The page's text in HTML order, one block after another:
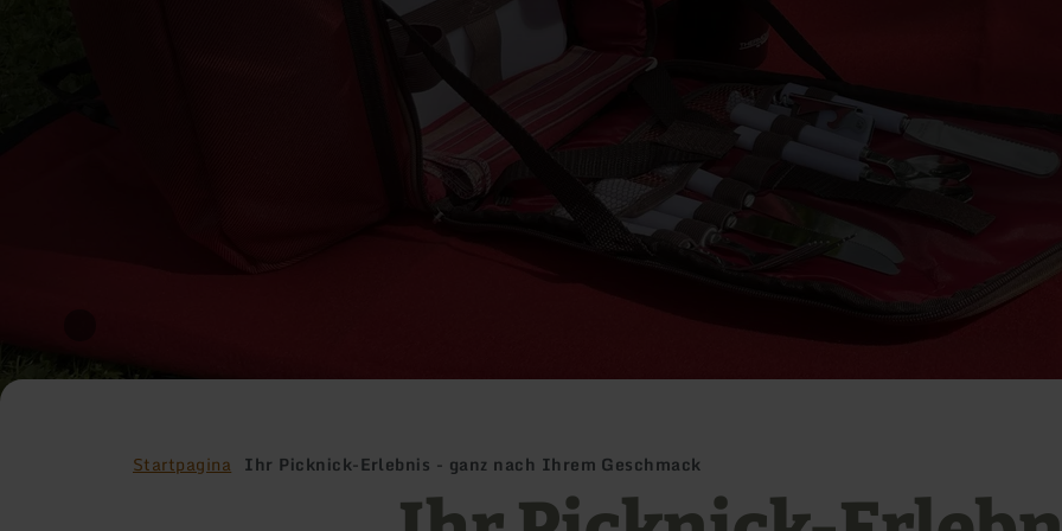
Startpagina Ihr Picknick-Erlebnis - ganz nach Ihrem Geschmack